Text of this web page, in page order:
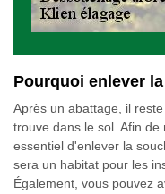
Pourquoi enlever
Après un abattage, il
trouve dans le sol. Afin
essentiel d'enlever la
sera un habitat pour les
Également, vous pouvez